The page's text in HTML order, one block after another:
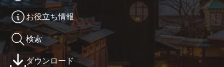
お役立ち情報
検索
ダウンロード